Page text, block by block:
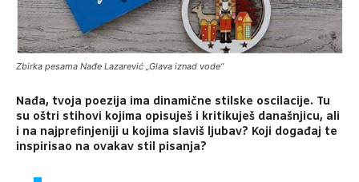
Zbirka pesama Nađe Lazarević „Glava iznad vode“
Nađa, tvoja poezija ima dinamične stilske oscilacije. Tu
su oštri stihovi kojima opisuješ i kritikuješ današnjicu, ali
i na najprefinjeniji u kojima slaviš ljubav? Koji događaj te
inspirisao na ovakav stil pisanja?